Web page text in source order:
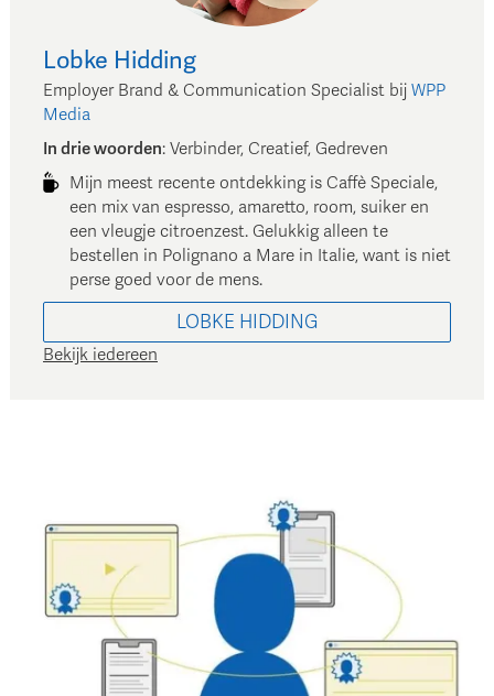
Lobke Hidding
Employer Brand & Communication Specialist bij WPP
Media
In drie woorden: Verbinder, Creatief, Gedreven
Mijn meest recente ontdekking is Caffè Speciale,
een mix van espresso, amaretto, room, suiker en
een vleugje citroenzest. Gelukkig alleen te
bestellen in Polignano a Mare in Italie, want is niet
perse goed voor de mens.
LOBKE HIDDING
Bekijk iedereen